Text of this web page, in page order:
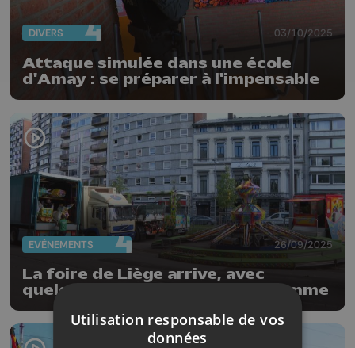
DIVERS 03/10/2025
Attaque simulée dans une école
d'Amay : se préparer à l'impensable
EVÈNEMENTS 26/09/2025
La foire de Liège arrive, avec
quelques nouveautés au programme
Utilisation responsable de vos
données